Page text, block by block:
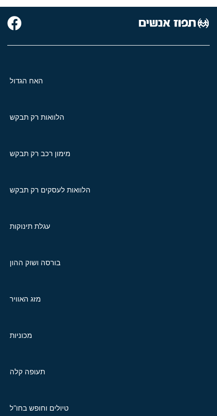
האח הגדול
הלוואות רק תבקש
מימון רכב רק תבקש
הלוואות לעסקים רק תבקש
עגלת תינוקות
בורסה ושוק ההון
מזג האוויר
מכוניות
תעופה קלה
טיולים וחופש בחו"ל